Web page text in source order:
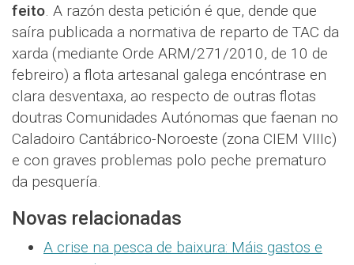
feito. A razón desta petición é que, dende que
saíra publicada a normativa de reparto de TAC da
xarda (mediante Orde ARM/271/2010, de 10 de
febreiro) a flota artesanal galega encóntrase en
clara desventaxa, ao respecto de outras flotas
doutras Comunidades Autónomas que faenan no
Caladoiro Cantábrico-Noroeste (zona CIEM VIIIc)
e con graves problemas polo peche prematuro
da pesquería.
Novas relacionadas
A crise na pesca de baixura: Máis gastos e